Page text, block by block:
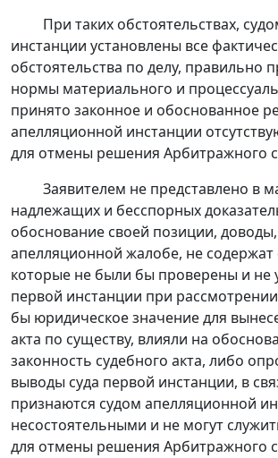
При таких обстоятельствах,
инстанции установлены все
обстоятельства по делу, правильно
нормы материального и
принято законное и обоснованное
апелляционной инстанции
для отмены решения Арбитражного
Заявителем не представлено в
надлежащих и бесспорных
обоснование своей позиции,
апелляционной жалобе, не содержат
которые не были бы проверены и не
первой инстанции при
бы юридическое значение для
акта по существу, влияли на
законность судебного акта, либо
выводы суда первой инстанции, в
признаются судом апелляционной
несостоятельными и не могут
для отмены решения Арбитражного